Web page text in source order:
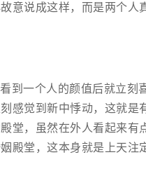
意说成这样，而是两个人
到一个人的颜值后就立刻
感觉到新中悸动，这就是
堂，虽然在外人看起来有
殿堂，这本身就是上天注